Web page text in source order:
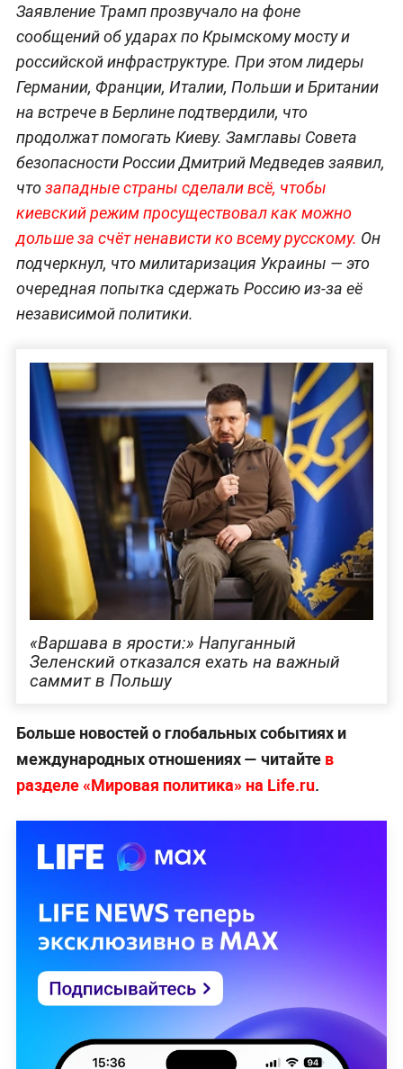
Заявление Трамп прозвучало на фоне
сообщений об ударах по Крымскому мосту и
российской инфраструктуре. При этом лидеры
Германии, Франции, Италии, Польши и Британии
на встрече в Берлине подтвердили, что
продолжат помогать Киеву. Замглавы Совета
безопасности России Дмитрий Медведев заявил,
чтозападные страны сделали всё, чтобы
киевский режим просуществовал как можно
дольше за счёт ненависти ко всему русскому. Он
подчеркнул, что милитаризация Украины — это
очередная попытка сдержать Россию из-за её
независимой политики.
«Варшава в ярости‎:» Напуганный
Зеленский отказался ехать на важный
саммит в Польшу
Больше новостей о глобальных событиях и
международных отношениях — читайте в
разделе «Мировая политика» на Life.ru.